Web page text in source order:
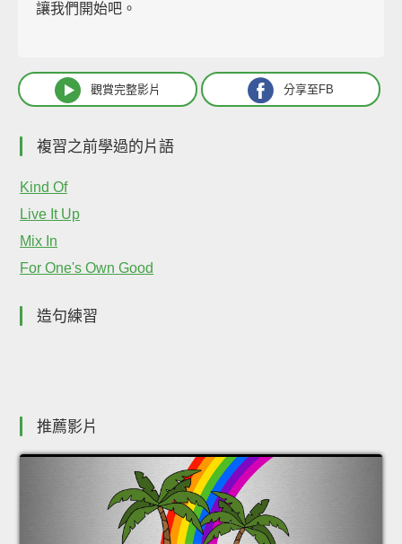
讓我們開始吧。
觀賞完整影片 分享至FB
複習之前學過的片語
Kind Of
Live It Up
Mix In
For One's Own Good
造句練習
推薦影片